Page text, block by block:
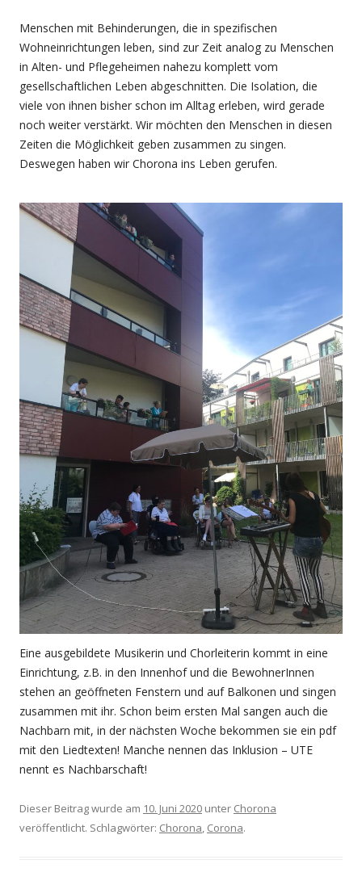
Menschen mit Behinderungen, die in spezifischen
Wohneinrichtungen leben, sind zur Zeit analog zu Menschen
in Alten- und Pflegeheimen nahezu komplett vom
gesellschaftlichen Leben abgeschnitten. Die Isolation, die
viele von ihnen bisher schon im Alltag erleben, wird gerade
noch weiter verstärkt. Wir möchten den Menschen in diesen
Zeiten die Möglichkeit geben zusammen zu singen.
Deswegen haben wir Chorona ins Leben gerufen.
Eine ausgebildete Musikerin und Chorleiterin kommt in eine
Einrichtung, z.B. in den Innenhof und die BewohnerInnen
stehen an geöffneten Fenstern und auf Balkonen und singen
zusammen mit ihr. Schon beim ersten Mal sangen auch die
Nachbarn mit, in der nächsten Woche bekommen sie ein pdf
mit den Liedtexten! Manche nennen das Inklusion – UTE
nennt es Nachbarschaft!
Dieser Beitrag wurde am 10. Juni 2020 unter Chorona
veröffentlicht. Schlagwörter: Chorona Corona.